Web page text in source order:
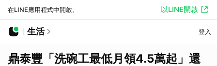
在LINE應用程式中開啟。 以LINE開啟
生活 登入
鼎泰豐「洗碗工最低月領4.5萬起」還